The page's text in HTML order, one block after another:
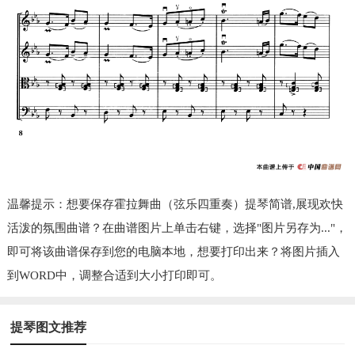
温馨提示：想要保存霍拉舞曲（弦乐四重奏）提琴简谱,展现欢快
活泼的氛围曲谱？在曲谱图片上单击右键，选择"图片另存为..."，
即可将该曲谱保存到您的电脑本地，想要打印出来？将图片插入
到WORD中，调整合适到大小打印即可。
提琴图文推荐